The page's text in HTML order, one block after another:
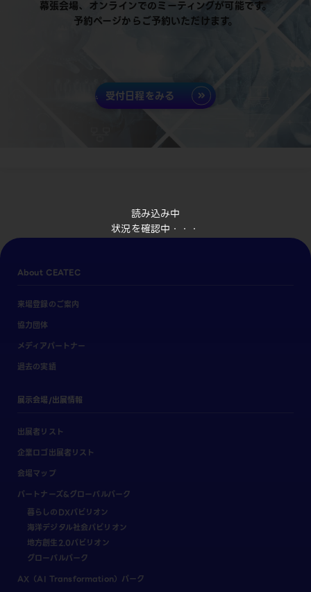
読み込み中
状況を確認中・・・
幕張会場、オンラインでのミーティングが可能です。
予約ページからご予約いただけます。
受付日程をみる
About CEATEC
来場登録のご案内
協力団体
メディアパートナー
過去の実績
展示会場/出展情報
出展者リスト
企業ロゴ出展者リスト
会場マップ
パートナーズ&グローバルパーク
暮らしのDXパビリオン
海洋デジタル社会パビリオン
地方創生2.0パビリオン
グローバルパーク
AX（AI Transformation）パーク